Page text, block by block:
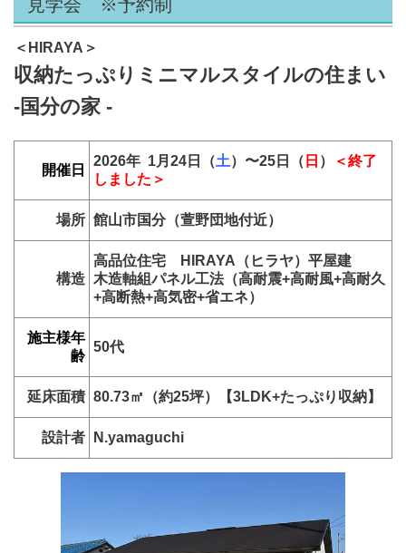
見学会 ※予約制
＜HIRAYA＞
収納たっぷりミニマルスタイルの住まい
-国分の家 -
開催日
2026年 1月24日（土）〜25 日（ 日 ）
＜終了
しました＞
場所 館山市国分（萱野団地付近）
構造
高品位住宅 HIRAYA（ヒラヤ）平屋建
木造軸組パネル工法（高耐震+高耐風+高耐久
+高断熱+高気密+省エネ）
施主様年
齢
50代
延床面積 80.73㎡（約25坪）【3LDK+たっぷり収納】
設計者 N.yamaguchi